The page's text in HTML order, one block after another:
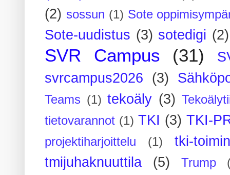
(2) sossun (1) Sote
Sote-uudistus (3) sotedigi (2)
SVR Campus (31)
svrcampus2026
(3)
Teams (1) tekoäly (3)
tietovarannot (1) TKI (3) TKI-
projektiharjoittelu (1)
tki-
tmijuhaknuuttila
(5) Trump